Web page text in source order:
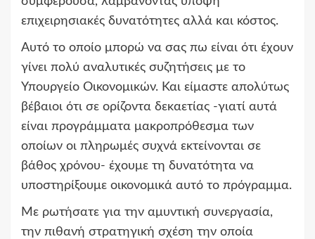
επιχειρησιακές δυνατότητες αλλά και κόστος.
Αυτό το οποίο μπορώ να σας πω είναι ότι έχουν
γίνει πολύ αναλυτικές συζητήσεις με το
Υπουργείο Οικονομικών. Και είμαστε απολύτως
βέβαιοι ότι σε ορίζοντα δεκαετίας -γιατί αυτά
είναι προγράμματα μακροπρόθεσμα των
οποίων οι πληρωμές συχνά εκτείνονται σε
βάθος χρόνου- έχουμε τη δυνατότητα να
υποστηρίξουμε οικονομικά αυτό το πρόγραμμα.
Με ρωτήσατε για την αμυντική συνεργασία,
την πιθανή στρατηγική σχέση την οποία